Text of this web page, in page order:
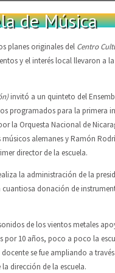
de Música
planes originales del Centro
y el interés local llevaron a
invitó a un quinteto del
programados para la primera
la Orquesta Nacional de
alemanes y Ramón
director de la escuela.
la administración de la
donación de
de los vientos metales
por 10 años, poco a poco la
se fue ampliando a través
dirección de la escuela.